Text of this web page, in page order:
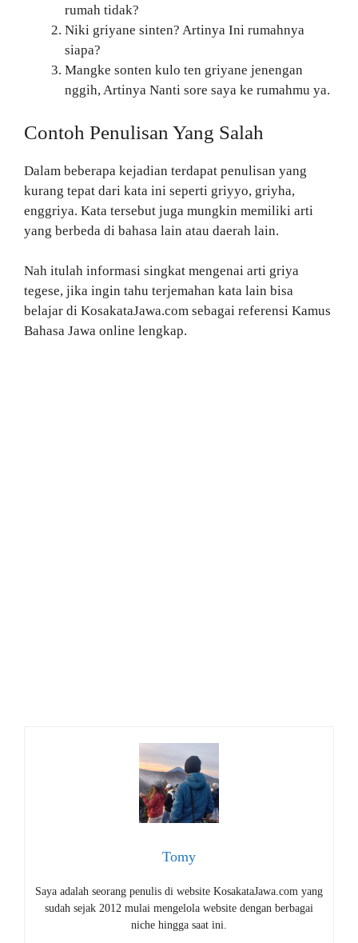
rumah tidak?
Niki griyane sinten? Artinya Ini rumahnya
siapa?
Mangke sonten kulo ten griyane jenengan
nggih, Artinya Nanti sore saya ke rumahmu ya.
Contoh Penulisan Yang Salah
Dalam beberapa kejadian terdapat penulisan yang
kurang tepat dari kata ini seperti griyyo, griyha,
enggriya. Kata tersebut juga mungkin memiliki arti
yang berbeda di bahasa lain atau daerah lain.
Nah itulah informasi singkat mengenai arti griya
tegese, jika ingin tahu terjemahan kata lain bisa
belajar di KosakataJawa.com sebagai referensi Kamus
Bahasa Jawa online lengkap.
Tomy
Saya adalah seorang penulis di website KosakataJawa.com yang
sudah sejak 2012 mulai mengelola website dengan berbagai
niche hingga saat ini.